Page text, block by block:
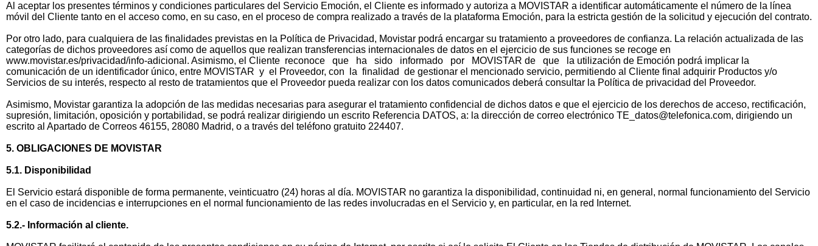
Al aceptar los presentes términos y condiciones particulares del Servicio Emoción, el Cliente es informado y autoriza a MOVISTAR a identificar automáticamente el número de la línea
móvil del Cliente tanto en el acceso como, en su caso, en el proceso de compra realizado a través de la plataforma Emoción, para la estricta gestión de la solicitud y ejecución del contrato.
Por otro lado, para cualquiera de las finalidades previstas en la Política de Privacidad, Movistar podrá encargar su tratamiento a proveedores de confianza. La relación actualizada de las
categorías de dichos proveedores así como de aquellos que realizan transferencias internacionales de datos en el ejercicio de sus funciones se recoge en
www.movistar.es/privacidad/info-adicional. Asimismo, el Cliente reconoce que ha sido informado por MOVISTAR de que la utilización de Emoción podrá implicar la
comunicación de un identificador único, entre MOVISTAR y el Proveedor, con la finalidad de gestionar el mencionado servicio, permitiendo al Cliente final adquirir Productos y/o
Servicios de su interés, respecto al resto de tratamientos que el Proveedor pueda realizar con los datos comunicados deberá consultar la Política de privacidad del Proveedor.
Asimismo, Movistar garantiza la adopción de las medidas necesarias para asegurar el tratamiento confidencial de dichos datos e que el ejercicio de los derechos de acceso, rectificación,
supresión, limitación, oposición y portabilidad, se podrá realizar dirigiendo un escrito Referencia DATOS, a: la dirección de correo electrónico TE_datos@telefonica.com, dirigiendo un
escrito al Apartado de Correos 46155, 28080 Madrid, o a través del teléfono gratuito 224407.
5. OBLIGACIONES DE MOVISTAR
5.1. Disponibilidad
El Servicio estará disponible de forma permanente, veinticuatro (24) horas al día. MOVISTAR no garantiza la disponibilidad, continuidad ni, en general, normal funcionamiento del Servicio
en el caso de incidencias e interrupciones en el normal funcionamiento de las redes involucradas en el Servicio y, en particular, en la red Internet.
5.2.- Información al cliente.